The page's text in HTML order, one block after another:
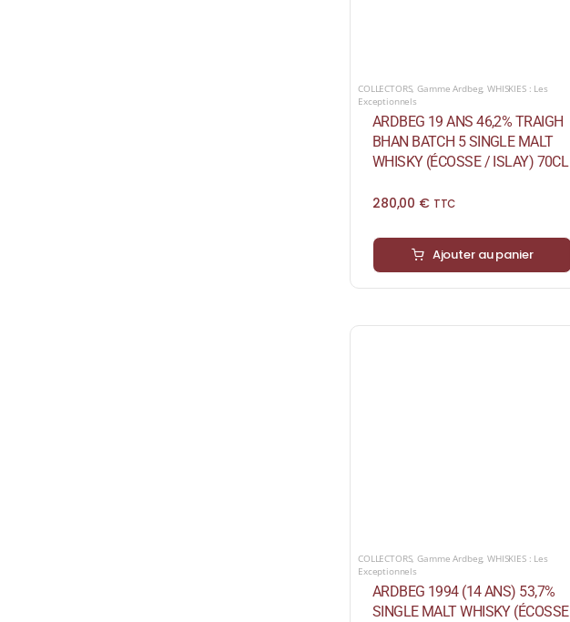
COLLECTORS,Gamme Ardbeg,WHISKIES : Les
Exceptionnels
ARDBEG 19 ANS 46,2% TRAIGH
BHAN BATCH 5 SINGLE MALT
WHISKY (ÉCOSSE / ISLAY) 70CL
280,00 € TTC
Ajouter au panier
COLLECTORS,Gamme Ardbeg,WHISKIES : Les
Exceptionnels
ARDBEG 1994 (14 ANS) 53,7%
SINGLE MALT WHISKY (ÉCOSSE